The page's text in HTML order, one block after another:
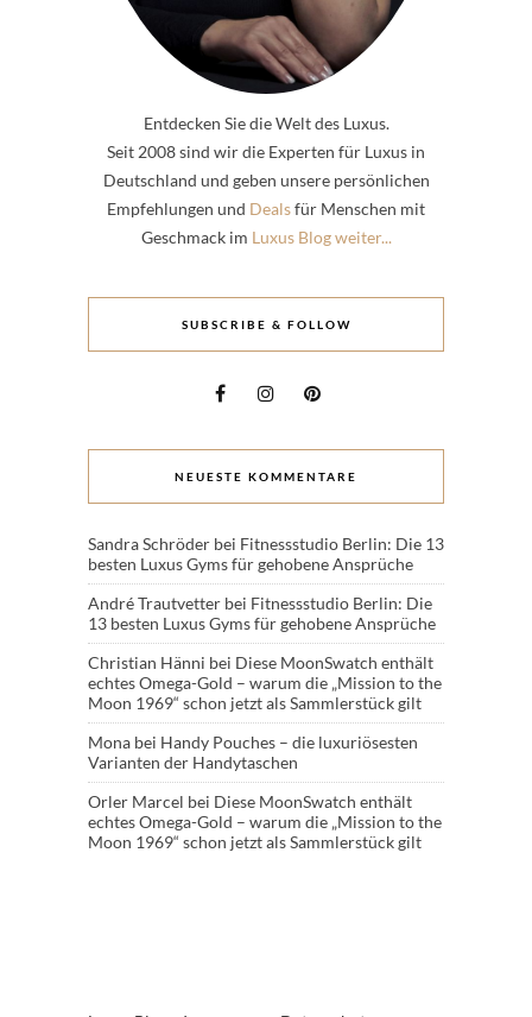
Entdecken Sie die Welt des Luxus.
Seit 2008 sind wir die Experten für Luxus in
Deutschland und geben unsere persönlichen
Empfehlungen und Dealsfür Menschen mit
Geschmack im Luxus Blog weiter...
SUBSCRIBE & FOLLOW
NEUESTE KOMMENTARE
Sandra Schröder bei Fitnessstudio Berlin: Die 13
besten Luxus Gyms für gehobene Ansprüche
André Trautvetter bei Fitnessstudio Berlin: Die
13 besten Luxus Gyms für gehobene Ansprüche
Christian Hänni bei Diese MoonSwatch enthält
echtes Omega-Gold – warum die „Mission to the
Moon 1969“ schon jetzt als Sammlerstück gilt
Mona bei Handy Pouches – die luxuriösesten
Varianten der Handytaschen
Orler Marcel bei Diese MoonSwatch enthält
echtes Omega-Gold – warum die „Mission to the
Moon 1969“ schon jetzt als Sammlerstück gilt